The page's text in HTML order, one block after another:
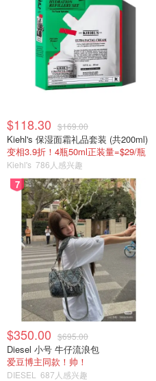
$118.30 $169.00
Kiehl's 保湿面霜礼品套装 (共200ml)
变相3.9折！4瓶50ml正装量=$29/瓶
Kiehl's 786人感兴趣
7
$350.00 $695.00
Diesel 小号 牛仔流浪包
爱豆博主同款！帅！
DIESEL 687人感兴趣